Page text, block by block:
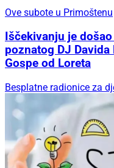
Ove subote u Primoštenu
Iščekivanju je
poznatog DJ
Gospe od Loreta
Besplatne radionice za